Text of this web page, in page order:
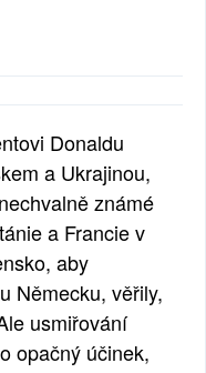
Donaldu
a Ukrajinou,
známé
a Francie v
aby
Německu, věřily,
usmiřování
opačný účinek,